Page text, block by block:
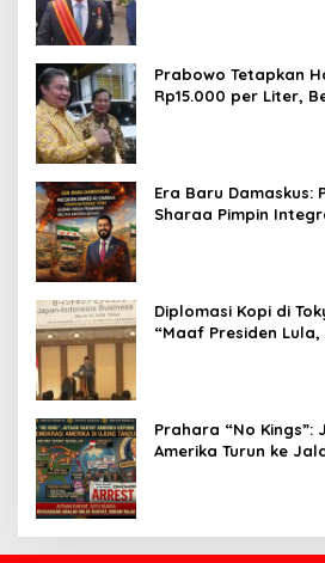
Prabowo Tetapkan
Rp15.000 per Liter,
Era Baru Damaskus:
Sharaa Pimpin
Diplomasi Kopi di
“Maaf Presiden
Prahara “No Kings”:
Amerika Turun ke